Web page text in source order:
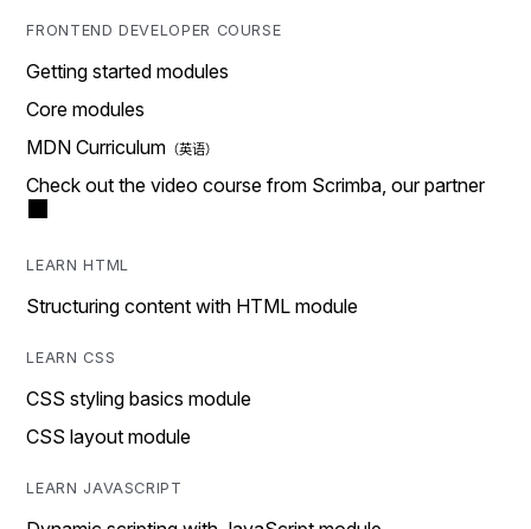
FRONTEND DEVELOPER COURSE
Getting started modules
Core modules
MDN Curriculum
Check out the video course from Scrimba, our partner
LEARN HTML
Structuring content with HTML module
LEARN CSS
CSS styling basics module
CSS layout module
LEARN JAVASCRIPT